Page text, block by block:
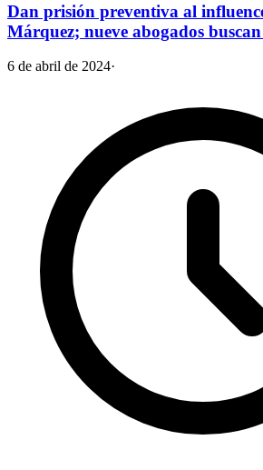
Dan prisión preventiva al
Márquez; nueve abogados
6 de abril de 2024·